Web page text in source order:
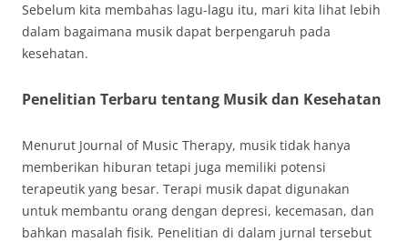
Sebelum kita membahas lagu-lagu itu, mari kita lihat lebih
dalam bagaimana musik dapat berpengaruh pada
kesehatan.
Penelitian Terbaru tentang Musik dan Kesehatan
Menurut Journal of Music Therapy, musik tidak hanya
memberikan hiburan tetapi juga memiliki potensi
terapeutik yang besar. Terapi musik dapat digunakan
untuk membantu orang dengan depresi, kecemasan, dan
bahkan masalah fisik. Penelitian di dalam jurnal tersebut